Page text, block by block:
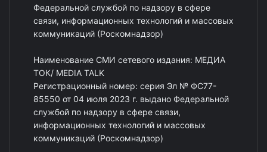
Федеральной службой по надзору в сфере
связи, информационных технологий и массовых
коммуникаций (Роскомнадзор)
Наименование СМИ сетевого издания: МЕДИА
ТОК/ MEDIA TALK
Регистрационный номер: серия Эл № ФС77-
85550 от 04 июля 2023 г. выдано Федеральной
службой по надзору в сфере связи,
информационных технологий и массовых
коммуникаций (Роскомнадзор)